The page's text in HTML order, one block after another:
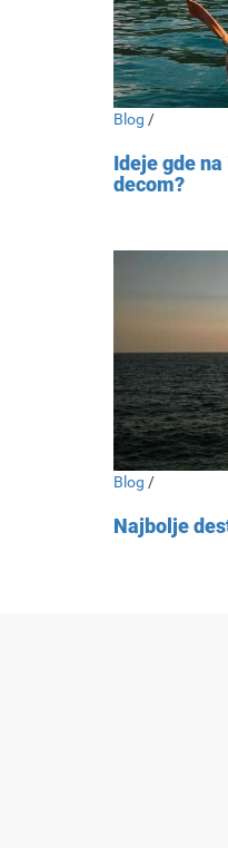
Blog /
Ideje gde
decom?
Blog /
Najbolje